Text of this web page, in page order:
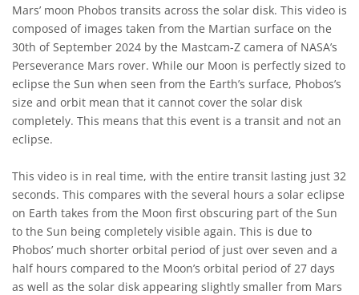
Mars’ moon Phobos transits across the solar disk. This video is
composed of images taken from the Martian surface on the
30th of September 2024 by the Mastcam-Z camera of NASA’s
Perseverance Mars rover. While our Moon is perfectly sized to
eclipse the Sun when seen from the Earth’s surface, Phobos’s
size and orbit mean that it cannot cover the solar disk
completely. This means that this event is a transit and not an
eclipse.
This video is in real time, with the entire transit lasting just 32
seconds. This compares with the several hours a solar eclipse
on Earth takes from the Moon first obscuring part of the Sun
to the Sun being completely visible again. This is due to
Phobos’ much shorter orbital period of just over seven and a
half hours compared to the Moon’s orbital period of 27 days
as well as the solar disk appearing slightly smaller from Mars